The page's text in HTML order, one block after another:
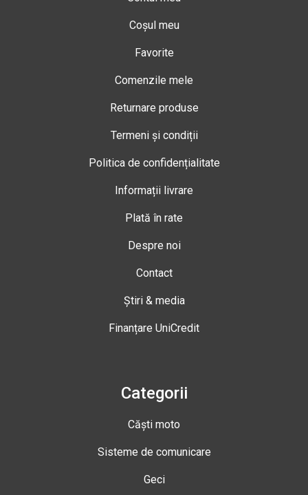
Coșul meu
Favorite
Comenzile mele
Returnare produse
Termeni și condiții
Politica de confidențialitate
Informații livrare
Plată în rate
Despre noi
Contact
Știri & media
Finanțare UniCredit
Categorii
Căști moto
Sisteme de comunicare
Geci